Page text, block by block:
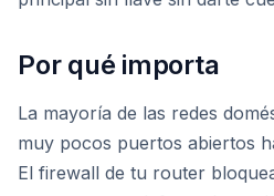
Por qué importa
La mayoría de las redes
muy pocos puertos abiertos
El firewall de tu router